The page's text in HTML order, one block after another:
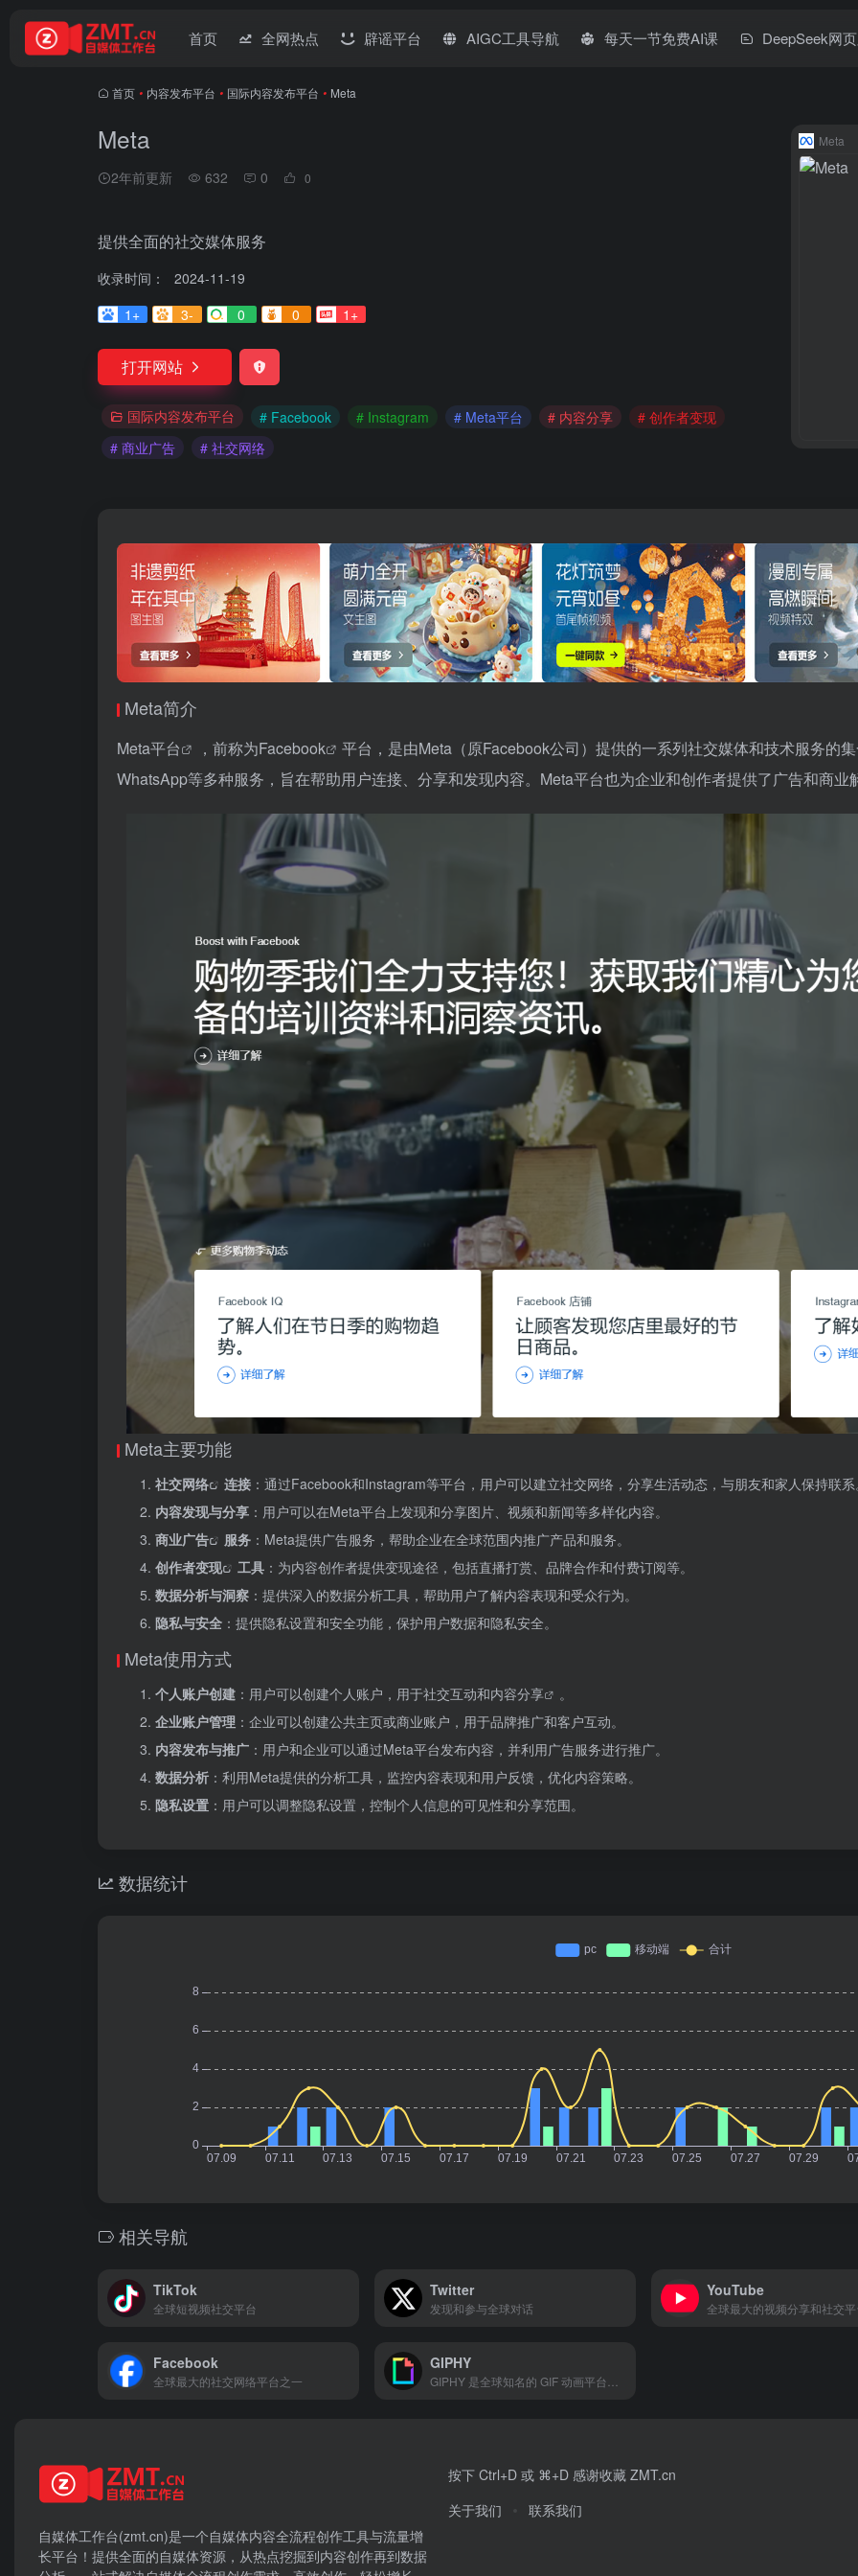
首页 全网热点 辟谣平台 AIGC工具导航 每天一节免费AI课 DeepSeek网
首页 • 内容发布平台 • 国际内容发布平台 • Meta
Meta
2年前更新 632 0 0
提供全面的社交媒体服务
收录时间：
2024-11-19
1+
3- 0 0 1+
打开网站
国际内容发布平台 # Facebook # Instagram # Meta平台 # 内容分享
# 创作者变现
# 商业广告
# 社交网络
Meta
Meta简介
Meta平台 ，前称为Facebook
平台，是由Meta（原Facebook公司）提供的一系列社交媒体和技术服务的
WhatsApp等多种服务，旨在帮助用户连接、分享和发现内容。Meta平台也为企业和创作者提供了广告和商
Meta主要功能
社交网络 连接 ：通过Facebook和Instagram等平台，用户可以建立社交网络，分享生活动态，与朋友和家人保持联
内容发现与分享 ：用户可以在Meta平台上发现和分享图片、视频和新闻等多样化内容。
商业广告
服务 ：Meta提供广告服务，帮助企业在全球范围内推广产品和服务。
创作者变现
工具 ：为内容创作者提供变现途径，包括直播打赏、品牌合作和付费订阅等。
数据分析与洞察 ：提供深入的数据分析工具，帮助用户了解内容表现和受众行为。
隐私与安全 ：提供隐私设置和安全功能，保护用户数据和隐私安全。
Meta使用方式
个人账户创建 ：用户可以创建个人账户，用于社交互动和内容分享
。
企业账户管理 ：企业可以创建公共主页或商业账户，用于品牌推广和客户互动。
内容发布与推广 ：用户和企业可以通过Meta平台发布内容，并利用广告服务进行推广。
数据分析 ：利用Meta提供的分析工具，监控内容表现和用户反馈，优化内容策略。
隐私设置 ：用户可以调整隐私设置，控制个人信息的可见性和分享范围。
数据统计
相关导航
TikTok
全球短视频社交平台
Twitter
发现和参与全球对话
YouTube
全球最大的视频分享和社交
Facebook
全球最大的社交网络平台之一
GIPHY
自媒体工作台(zmt.cn)是一个自媒体内容全流程创作工具与流量增
长平台！提供全面的自媒体资源，从热点挖掘到内容创作再到数据
按下 Ctrl+D 或 ⌘+D 感谢收藏 ZMT.cn
关于我们
联系我们